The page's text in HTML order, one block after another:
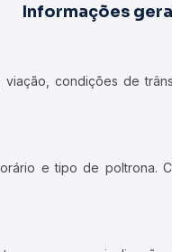
Informações
condições de
e tipo de poltrona.